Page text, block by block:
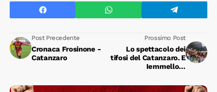
Post Precedente
Cronaca Frosinone -
Catanzaro
Prossimo Post
Lo spettacolo dei
tifosi del Catanzaro. E
Iemmello…